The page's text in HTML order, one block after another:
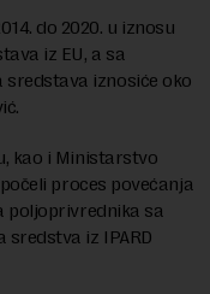
do 2020. u iznosu
iz EU, a sa
iznosiće oko
kao i Ministarstvo
proces povećanja
poljoprivrednika sa
iz IPARD